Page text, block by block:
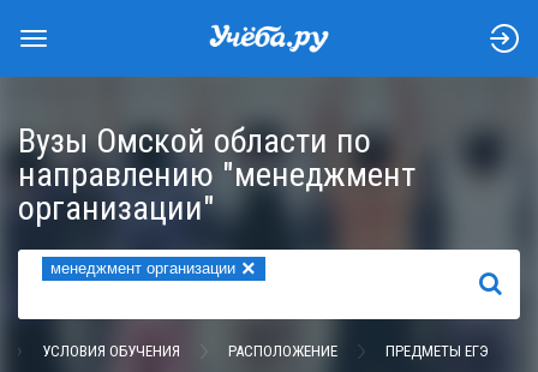
Вузы Омской области по
направлению "менеджмент
организации"
менеджмент организации ×
НАЙТИ
УСЛОВИЯ ОБУЧЕНИЯ РАСПОЛОЖЕНИЕ ПРЕДМЕТЫ ЕГЭ